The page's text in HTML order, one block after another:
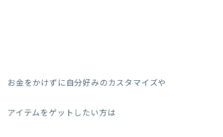
お金をかけずに自分好みのカスタマイズや
アイテムをゲットしたい方は